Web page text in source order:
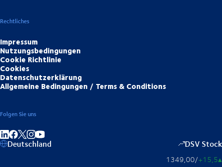
Rechtliches
Impressum
Nutzungsbedingungen
Cookie Richtlinie
Cookies
Datenschutzerklärung
Allgemeine Bedingungen / Terms & Conditions
Folgen Sie uns
Auf LinkedIn teilen
Auf Facebook teilen
Auf Instagram teilen
Auf YouTube teilen
Deutschland DSV Stock
1349,00/+15,5▴